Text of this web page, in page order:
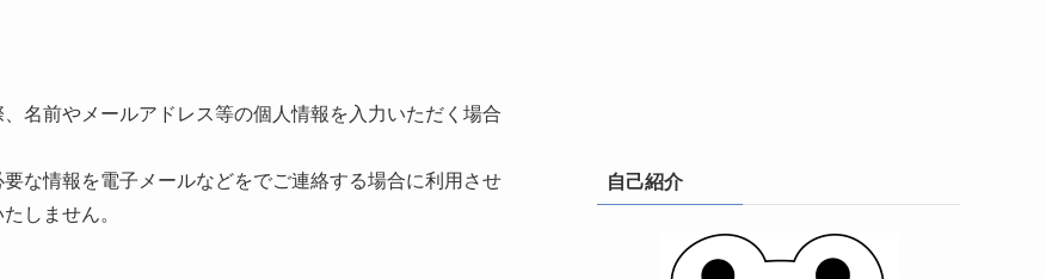
名前やメールアドレス等の個人情報を入力いただく場合
な情報を電子メールなどをでご連絡する場合に利用させ
しません。
自己紹介